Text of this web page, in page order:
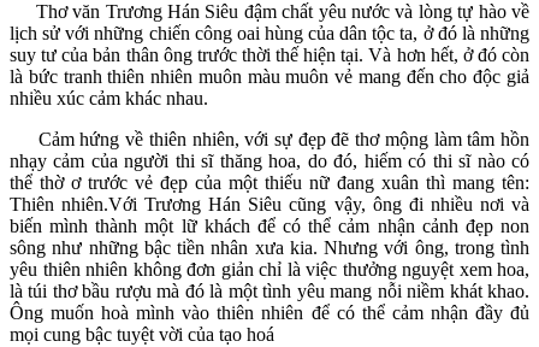
Thơ văn Trương Hán Siêu đậm chất yêu nước và lòng tự hào về
lịch sử với những chiến công oai hùng của dân tộc ta, ở đó là những
suy tư của bản thân ông trước thời thế hiện tại. Và hơn hết, ở đó còn
là bức tranh thiên nhiên muôn màu muôn vẻ mang đến cho độc giả
nhiều xúc cảm khác nhau.
Cảm hứng về thiên nhiên, với sự đẹp đẽ thơ mộng làm tâm hồn
nhạy cảm của người thi sĩ thăng hoa, do đó, hiếm có thi sĩ nào có
thể thờ ơ trước vẻ đẹp của một thiếu nữ đang xuân thì mang tên:
Thiên nhiên.Với Trương Hán Siêu cũng vậy, ông đi nhiều nơi và
biến mình thành một lữ khách để có thể cảm nhận cảnh đẹp non
sông như những bậc tiền nhân xưa kia. Nhưng với ông, trong tình
yêu thiên nhiên không đơn giản chỉ là việc thưởng nguyệt xem hoa,
là túi thơ bầu rượu mà đó là một tình yêu mang nỗi niềm khát khao.
Ông muốn hoà mình vào thiên nhiên để có thể cảm nhận đầy đủ
mọi cung bậc tuyệt vời của tạo hoá